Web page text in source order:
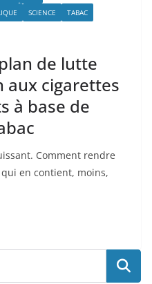
SCIENCE TABAC
de lutte
aux cigarettes
à base de
Comment rendre
en contient, moins,